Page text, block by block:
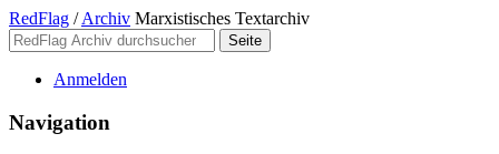
RedFlag / Archiv Marxistisches Textarchiv
Anmelden
Navigation